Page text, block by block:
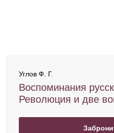
Углов Ф. Г.
Воспоминания
Революция и две